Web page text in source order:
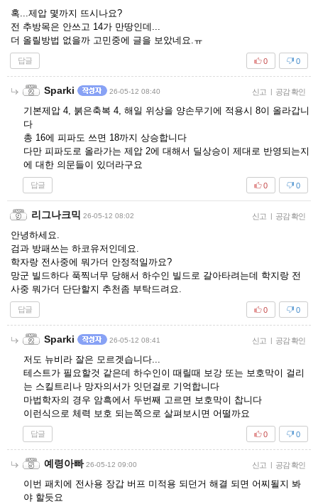
혹...제압 몇까지 뜨시나요?
전 추방목은 안쓰고 14가 만땅인데...
더 올릴방법 없을까 고민중에 글을 보았네요.ㅠ
답글 0
0
Sparki 26-05-12 08:40 신고 | 공감 확인
기본제압 4, 붉은축복 4, 해일 위상을 양손무기에 적용시 8이 올라갑니
다
총 16에 피파도 쓰면 18까지 상승합니다
다만 피파도로 올라가는 제압 2에 대해서 딜상승이 제대로 반영되는지
에 대한 의문들이 있더라구요
답글 0
0
리그나크믹 26-05-12 08:02 신고 | 공감 확인
안녕하세요.
검과 방패쓰는 하코유저인데요.
학자랑 전사중에 뭐가더 안정적일까요?
망군 빌드하다 푹찍너무 당해서 하수인 빌드로 갈아타려는데 학지랑 전
사중 뭐가더 단단할지 추천좀 부탁드려요.
답글 0
0
Sparki 26-05-12 08:41 신고 | 공감 확인
저도 뉴비라 잘은 모르겟습니다...
테스트가 필요할것 같은데 하수인이 때릴때 보강 또는 보호막이 걸리
는 스킬트리나 망자의서가 잇던걸로 기억합니다
마법학자의 경우 암흑에서 두번째 고르면 보호막이 찹니다
이런식으로 체력 보호 되는쪽으로 살펴보시면 어떨까요
답글 0
0
예령아빠 26-05-12 09:00 신고 | 공감 확인
이번 패치에 전사용 장갑 버프 미적용 되던거 해결 되면 어찌될지 봐
야 할듯요